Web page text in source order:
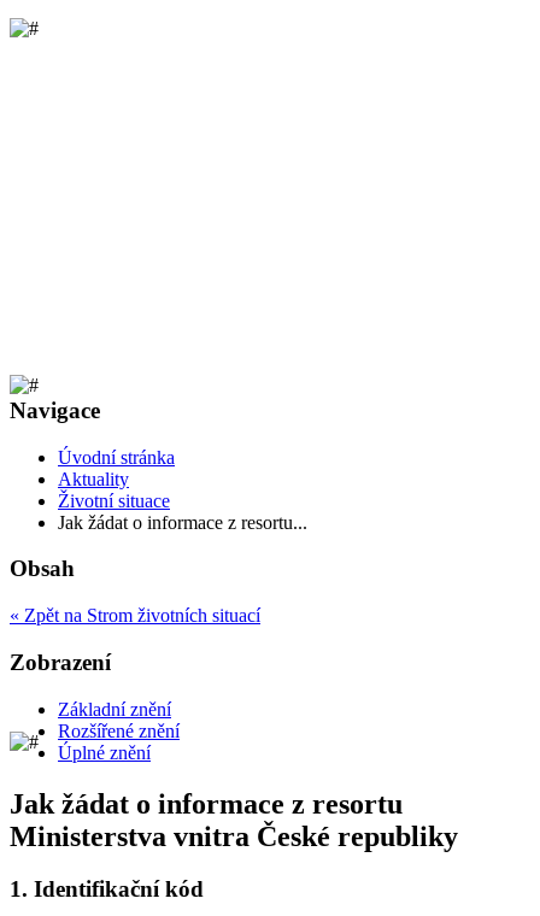
Navigace
Úvodní stránka
Aktuality
Životní situace
Jak žádat o informace z resortu...
Obsah
« Zpět na Strom životních situací
Zobrazení
Základní znění
Rozšířené znění
Úplné znění
Jak žádat o informace z resortu
Ministerstva vnitra České republiky
1. Identifikační kód